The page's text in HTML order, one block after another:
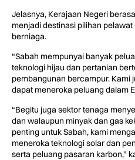
Jelasnya, Kerajaan Negeri
menjadi destinasi pilihan
berniaga.
“Sabah mempunyai banyak
teknologi hijau dan pertanian
pembangunan bercampur. Kami
dapat meneroka peluang dalam
“Begitu juga sektor tenaga
dan walaupun minyak dan gas
penting untuk Sabah, kami
meneroka teknologi solar dan
serta peluang pasaran karbon,”